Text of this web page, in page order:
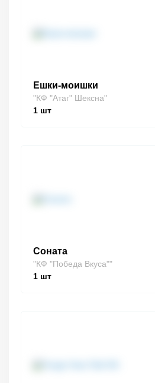
Ешки-моишки
"КФ "Атаг" Шексна"
1 шт
Соната
"КФ "Победа Вкуса""
1 шт